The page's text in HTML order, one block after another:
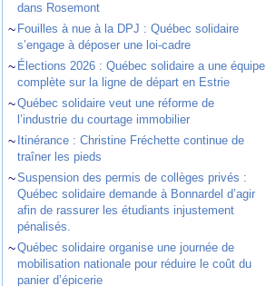
dans Rosemont
~ Fouilles à nue à la DPJ : Québec solidaire
s’engage à déposer une loi-cadre
~ Élections 2026 : Québec solidaire a une équipe
complète sur la ligne de départ en Estrie
~Québec solidaire veut une réforme de
l’industrie du courtage immobilier
~ Itinérance : Christine Fréchette continue de
traîner les pieds
~Suspension des permis de collèges privés :
Québec solidaire demande à Bonnardel d’agir
afin de rassurer les étudiants injustement
pénalisés.
~Québec solidaire organise une journée de
mobilisation nationale pour réduire le coût du
panier d’épicerie